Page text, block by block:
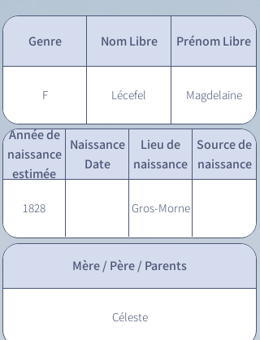
Genre Nom Libre Prénom Libre
F Lécefel Magdelaine
Année de
naissance
estimée
Naissance
Date
Lieu de
naissance
Source de
naissance
1828 Gros-Morne
Mère / Père / Parents
Céleste